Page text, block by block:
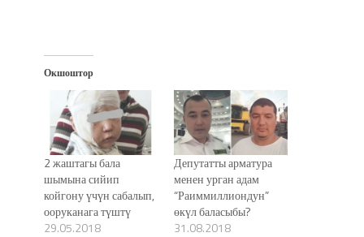
Окшоштор
2 жаштагы бала
шымына сийип
койгону үчүн сабалып,
ооруканага түштү
29.05.2018
Депутатты арматура
менен урган адам
“Раиммиллиондун”
өкүл баласыбы?
31.08.2018